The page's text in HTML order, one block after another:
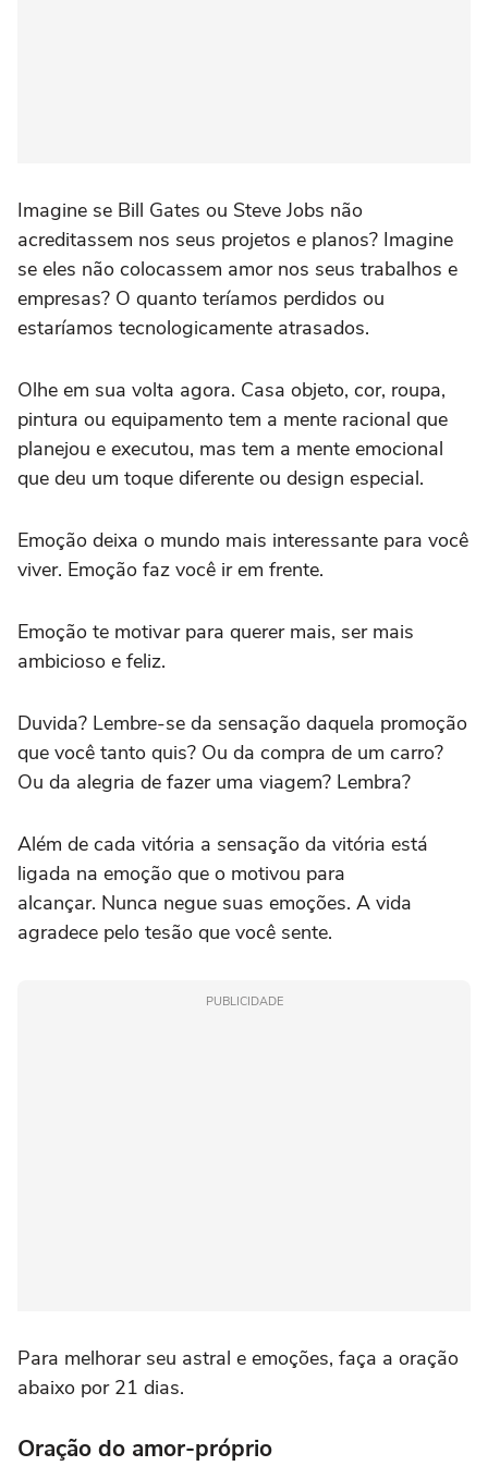
Imagine se Bill Gates ou Steve Jobs não
acreditassem nos seus projetos e planos? Imagine
se eles não colocassem amor nos seus trabalhos e
empresas? O quanto teríamos perdidos ou
estaríamos tecnologicamente atrasados.
Olhe em sua volta agora. Casa objeto, cor, roupa,
pintura ou equipamento tem a mente racional que
planejou e executou, mas tem a mente emocional
que deu um toque diferente ou design especial.
Emoção deixa o mundo mais interessante para você
viver. Emoção faz você ir em frente.
Emoção te motivar para querer mais, ser mais
ambicioso e feliz.
Duvida? Lembre-se da sensação daquela promoção
que você tanto quis? Ou da compra de um carro?
Ou da alegria de fazer uma viagem? Lembra?
Além de cada vitória a sensação da vitória está
ligada na emoção que o motivou para
alcançar. Nunca negue suas emoções. A vida
agradece pelo tesão que você sente.
PUBLICIDADE
Para melhorar seu astral e emoções, faça a oração
abaixo por 21 dias.
Oração do amor-próprio